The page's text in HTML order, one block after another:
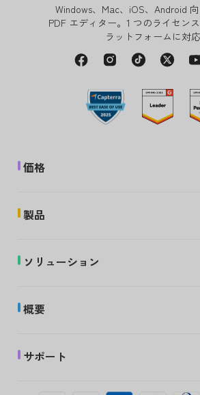
Windows、Mac、iOS、Android
PDF エディター。1 つのライセン
ラットフォームに対応
価格
製品
ソリューション
概要
サポート